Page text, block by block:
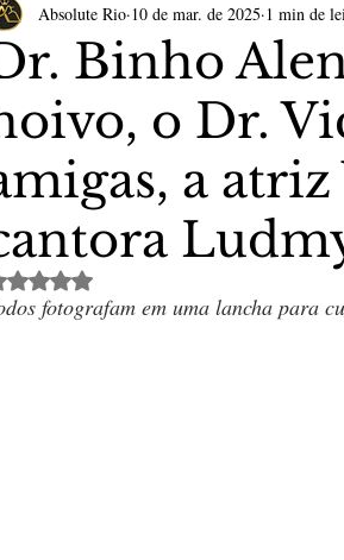
& Turismo Social & Estilos
Revistas The Vip
& Tecnologia Esporte & Lazer
Binho
o Dr.
a
Absolute Rio 10 de mar. de 2025 1 min de
Avaliado com NaN de 5 estrelas.
fotografam em uma lancha para